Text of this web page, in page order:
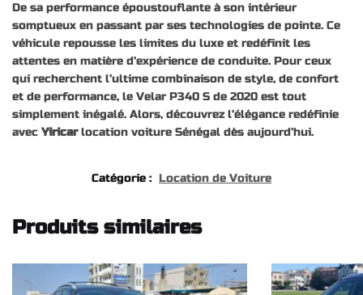
De sa performance époustouflante à son intérieur
somptueux en passant par ses technologies de pointe. Ce
véhicule repousse les limites du luxe et redéfinit les
attentes en matière d’expérience de conduite. Pour ceux
qui recherchent l’ultime combinaison de style, de confort
et de performance, le Velar P340 S de 2020 est tout
simplement inégalé. Alors, découvrez l’élégance redéfinie
avecYiricarlocation voiture Sénégal dès aujourd’hui.
Catégorie : Location de Voiture
Produits similaires